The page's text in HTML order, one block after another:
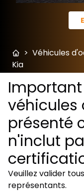
> Véhicules
Kia
Important
véhicules
présenté
n'inclut
Veuillez valider
représentants.